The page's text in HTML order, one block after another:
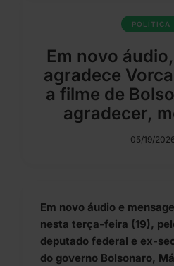
POLÍTICA
Em novo
agradece
a filme de
agradecer,
05/19/
Em novo áudio e
nesta terça-feira (19),
deputado federal e ex-
do governo Bolsonaro,